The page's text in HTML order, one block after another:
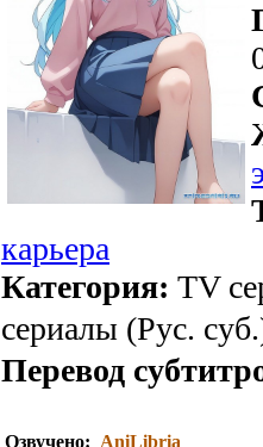
карьера
Категория: TV
сериалы (Рус.
Перевод
Озвучено: AniLibria